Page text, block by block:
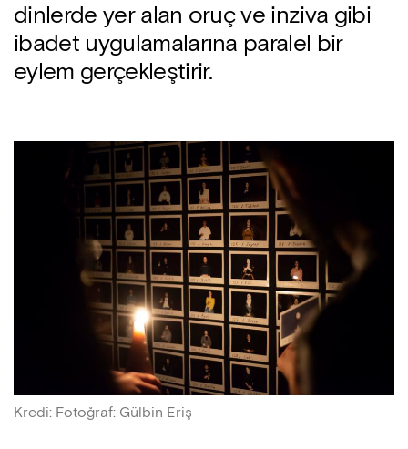
dinlerde yer alan oruç ve inziva gibi
ibadet uygulamalarına paralel bir
eylem gerçekleştirir.
Kredi: Fotoğraf: Gülbin Eriş